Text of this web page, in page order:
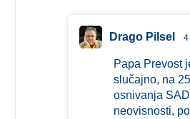
Drago Pilsel 4
Papa Prevost
slučajno, na
osnivanja
neovisnosti,